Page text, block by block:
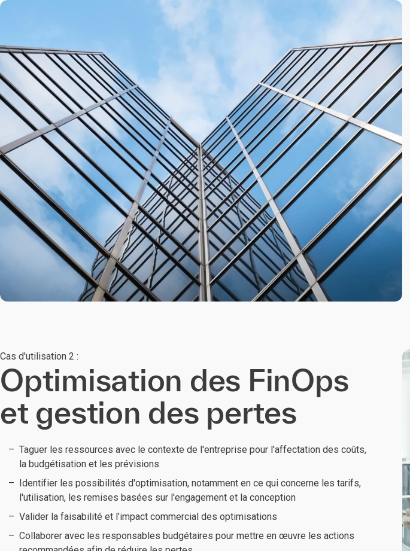
Cas d'utilisation 2 :
Optimisation des FinOps
et gestion des pertes
Taguer les ressources avec le contexte de l'entreprise pour l'affectation des coûts,
la budgétisation et les prévisions
Identifier les possibilités d'optimisation, notamment en ce qui concerne les tarifs,
l'utilisation, les remises basées sur l'engagement et la conception
Valider la faisabilité et l’impact commercial des optimisations
Collaborer avec les responsables budgétaires pour mettre en œuvre les actions